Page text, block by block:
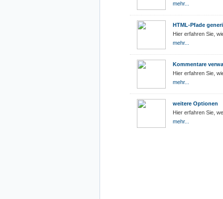
mehr...
HTML-Pfade
Hier erfahren Sie,
mehr...
Kommentare
Hier erfahren Sie,
mehr...
weitere Optionen
Hier erfahren Sie,
mehr...